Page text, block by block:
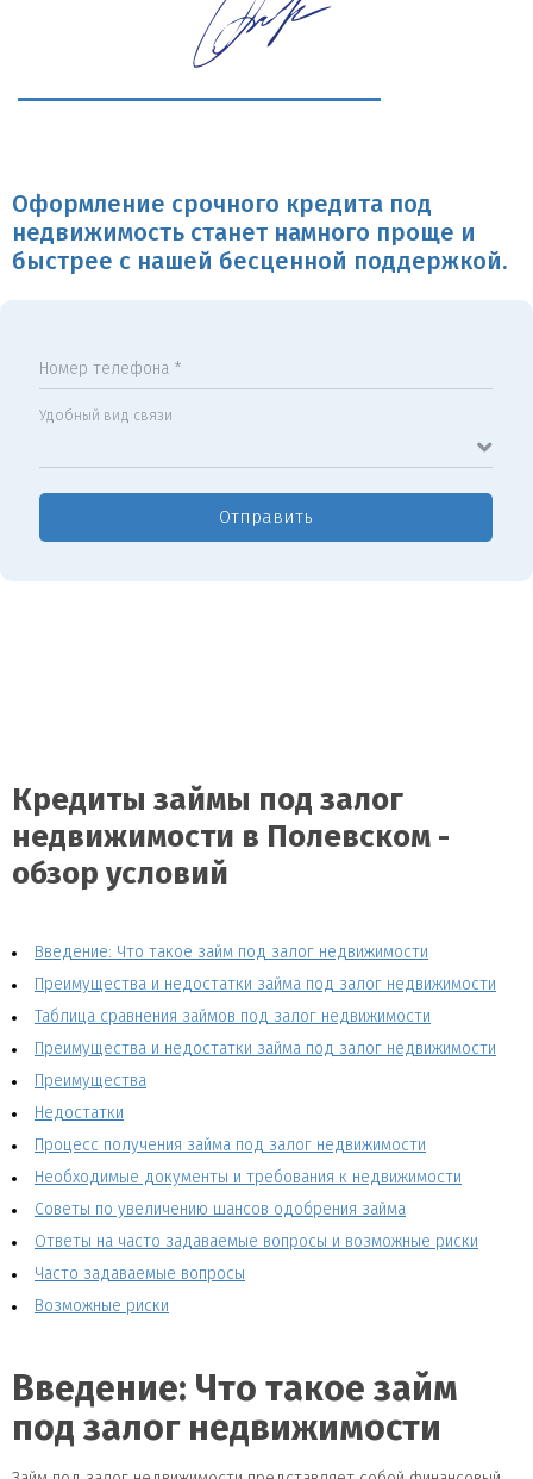
Оформление срочного кредита под
недвижимость станет намного проще и
быстрее с нашей бесценной поддержкой.
Номер телефона *
Удобный вид связи
Отправить
Кредиты займы под залог
недвижимости в Полевском -
обзор условий
Введение: Что такое займ под залог недвижимости
Преимущества и недостатки займа под залог недвижимости
Таблица сравнения займов под залог недвижимости
Преимущества и недостатки займа под залог недвижимости
Преимущества
Недостатки
Процесс получения займа под залог недвижимости
Необходимые документы и требования к недвижимости
Советы по увеличению шансов одобрения займа
Ответы на часто задаваемые вопросы и возможные риски
Часто задаваемые вопросы
Возможные риски
Введение: Что такое займ
под залог недвижимости